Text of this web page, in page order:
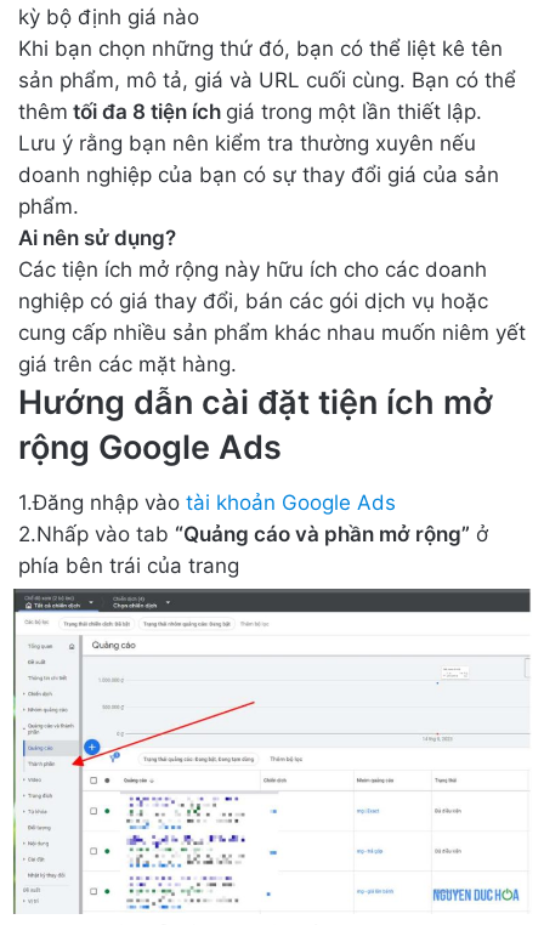
kỳ bộ định giá nào
Khi bạn chọn những thứ đó, bạn có thể liệt kê tên
sản phẩm, mô tả, giá và URL cuối cùng. Bạn có thể
thêm tối đa 8 tiện ích giá trong một lần thiết lập.
Lưu ý rằng bạn nên kiểm tra thường xuyên nếu
doanh nghiệp của bạn có sự thay đổi giá của sản
phẩm.
Ai nên sử dụng?
Các tiện ích mở rộng này hữu ích cho các doanh
nghiệp có giá thay đổi, bán các gói dịch vụ hoặc
cung cấp nhiều sản phẩm khác nhau muốn niêm yết
giá trên các mặt hàng.
Hướng dẫn cài đặt tiện ích mở
rộng Google Ads
1.Đăng nhập vào tài khoản Google Ads
2.Nhấp vào tab “Quảng cáo và phần mở rộng” ở
phía bên trái của trang